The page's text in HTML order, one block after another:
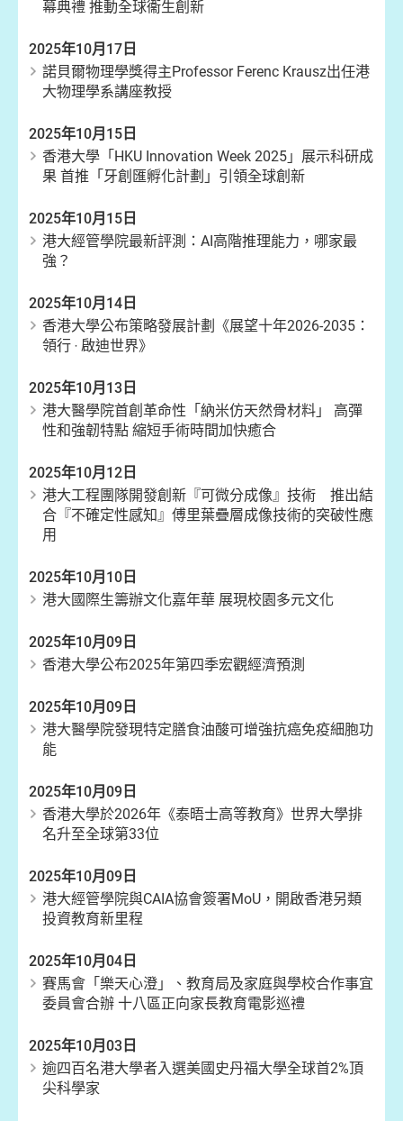
幕典禮 推動全球衞生創新
2025年10月17日
諾貝爾物理學獎得主Professor Ferenc Krausz出任港
大物理學系講座教授
2025年10月15日
香港大學「HKU Innovation Week 2025」展示科研成
果 首推「牙創匯孵化計劃」引領全球創新
2025年10月15日
港大經管學院最新評測：AI高階推理能力，哪家最
強？
2025年10月14日
香港大學公布策略發展計劃《展望十年2026-2035：
領行 ‧ 啟迪世界》
2025年10月13日
港大醫學院首創革命性「納米仿天然骨材料」 高彈
性和強韌特點 縮短手術時間加快癒合
2025年10月12日
港大工程團隊開發創新『可微分成像』技術 推出結
合『不確定性感知』傅里葉疊層成像技術的突破性應
用
2025年10月10日
港大國際生籌辦文化嘉年華 展現校園多元文化
2025年10月09日
香港大學公布2025年第四季宏觀經濟預測
2025年10月09日
港大醫學院發現特定膳食油酸可增強抗癌免疫細胞功
能
2025年10月09日
香港大學於2026年《泰晤士高等教育》世界大學排
名升至全球第33位
2025年10月09日
港大經管學院與CAIA協會簽署MoU，開啟香港另類
投資教育新里程
2025年10月04日
賽馬會「樂天心澄」、教育局及家庭與學校合作事宜
委員會合辦 十八區正向家長教育電影巡禮
2025年10月03日
逾四百名港大學者入選美國史丹福大學全球首2%頂
尖科學家